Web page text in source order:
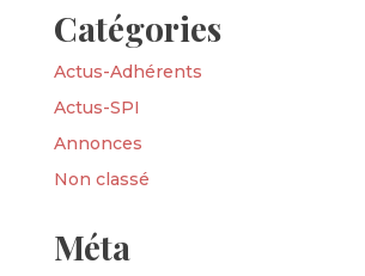
Catégories
Actus-Adhérents
Actus-SPI
Annonces
Non classé
Méta